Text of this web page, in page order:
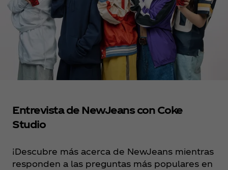
Entrevista de NewJeans con Coke
Studio
¡Descubre más acerca de NewJeans mientras
responden a las preguntas más populares en